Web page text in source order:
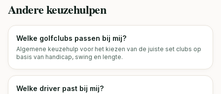
Andere keuzehulpen
Welke golfclubs passen bij mij?
Algemene keuzehulp voor het kiezen van de juiste set clubs op
basis van handicap, swing en lengte.
Welke driver past bij mij?